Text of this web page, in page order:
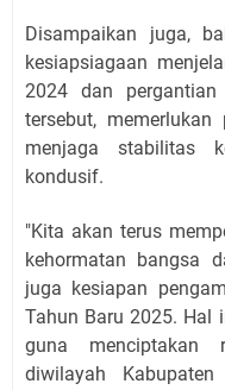
Disampaikan juga,
kesiapsiagaan
2024 dan
tersebut,
menjaga stabilitas
kondusif.
"Kita akan terus
kehormatan bangsa
juga kesiapan
Tahun Baru 2025. Hal
guna menciptakan
diwilayah